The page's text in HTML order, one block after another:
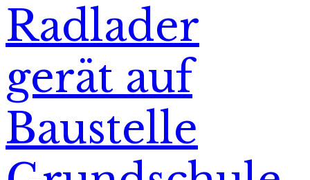
Radlader
gerät auf
Baustelle